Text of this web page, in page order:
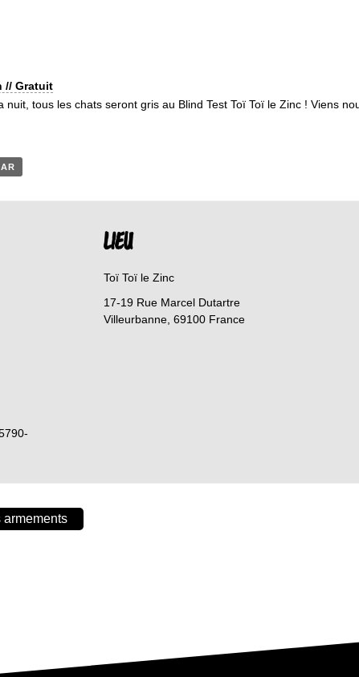
// Gratuit
nuit, tous les chats seront gris au Blind Test Toï Toï le Zinc ! Viens
LIEU
Toï Toï le Zinc
17-19 Rue Marcel Dutartre
Villeurbanne 69100 France
armements